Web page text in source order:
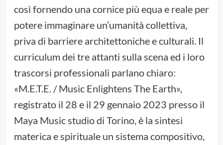
così fornendo una cornice più equa e reale per
potere immaginare un’umanità collettiva,
priva di barriere architettoniche e culturali. Il
curriculum dei tre attanti sulla scena ed i loro
trascorsi professionali parlano chiaro:
«M.E.T.E. / Music Enlightens The Earth»,
registrato il 28 e il 29 gennaio 2023 presso il
Maya Music studio di Torino, è la sintesi
materica e spirituale un sistema compositivo,